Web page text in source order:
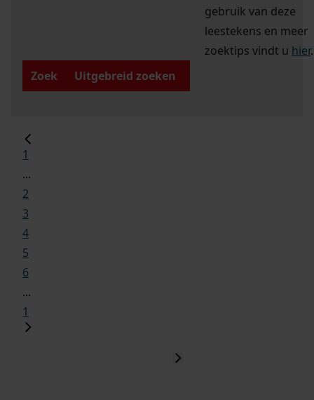
gebruik van deze
leestekens en meer
zoektips vindt u hier.
Zoek
Uitgebreid zoeken
1
...
2
3
4
5
6
...
1